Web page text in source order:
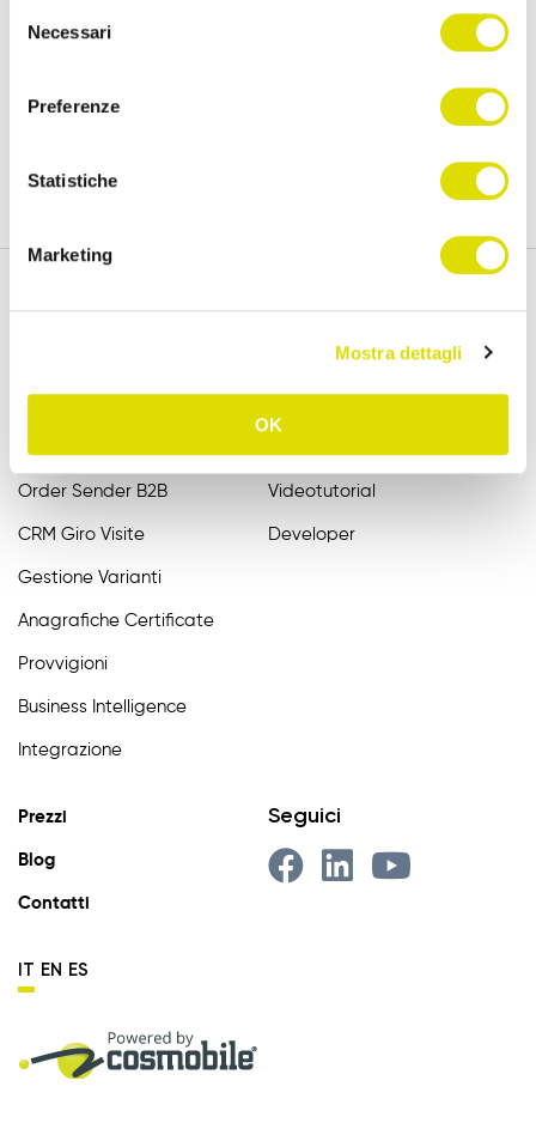
all'informativa:
https://www.ordersender.com/cookie-
delNecessari
Preferenze
Statistiche
Marketing
Mostra dettagli
OK
Catalogo Agenti
Order Sender B2B
CRM Giro Visite
Gestione Varianti
Anagrafiche Certificate
Provvigioni
Business Intelligence
Integrazione
Assistenza
Videotutorial
Developer
Prezzi
Blog
Contatti
IT EN ES
Seguici